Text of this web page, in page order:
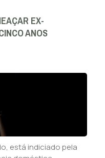
EX-
ANOS
está indiciado pela